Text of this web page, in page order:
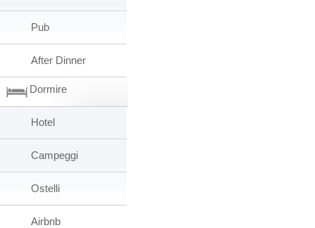
Pub
After Dinner
Dormire
Hotel
Campeggi
Ostelli
Airbnb